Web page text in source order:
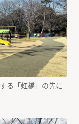
る「虹橋」の先に